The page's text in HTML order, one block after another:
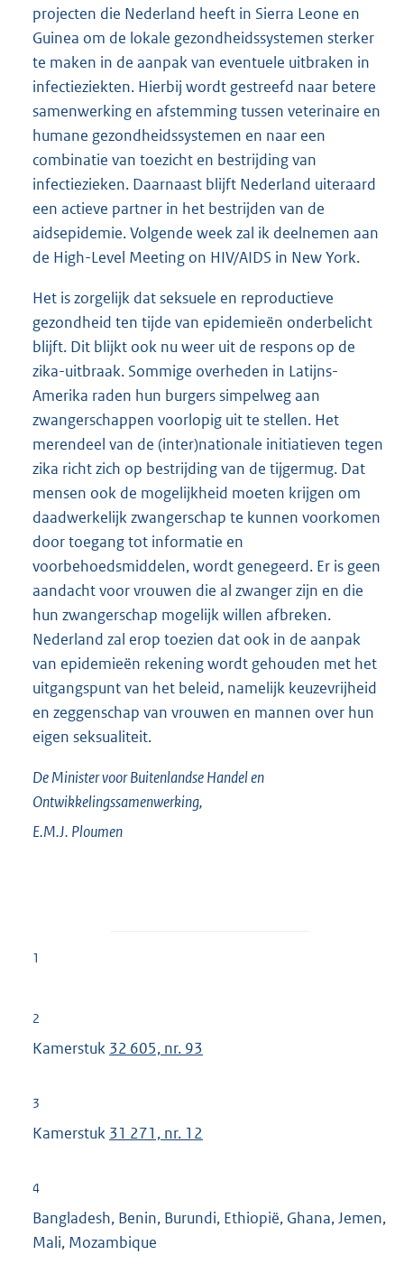
projecten die Nederland heeft in Sierra Leone en
Guinea om de lokale gezondheidssystemen sterker
te maken in de aanpak van eventuele uitbraken in
infectieziekten. Hierbij wordt gestreefd naar betere
samenwerking en afstemming tussen veterinaire en
humane gezondheidssystemen en naar een
combinatie van toezicht en bestrijding van
infectiezieken. Daarnaast blijft Nederland uiteraard
een actieve partner in het bestrijden van de
aidsepidemie. Volgende week zal ik deelnemen aan
de High-Level Meeting on HIV/AIDS in New York.
Het is zorgelijk dat seksuele en reproductieve
gezondheid ten tijde van epidemieën onderbelicht
blijft. Dit blijkt ook nu weer uit de respons op de
zika-uitbraak. Sommige overheden in Latijns-
Amerika raden hun burgers simpelweg aan
zwangerschappen voorlopig uit te stellen. Het
merendeel van de (inter)nationale initiatieven tegen
zika richt zich op bestrijding van de tijgermug. Dat
mensen ook de mogelijkheid moeten krijgen om
daadwerkelijk zwangerschap te kunnen voorkomen
door toegang tot informatie en
voorbehoedsmiddelen, wordt genegeerd. Er is geen
aandacht voor vrouwen die al zwanger zijn en die
hun zwangerschap mogelijk willen afbreken.
Nederland zal erop toezien dat ook in de aanpak
van epidemieën rekening wordt gehouden met het
uitgangspunt van het beleid, namelijk keuzevrijheid
en zeggenschap van vrouwen en mannen over hun
eigen seksualiteit.
De Minister voor Buitenlandse Handel en
Ontwikkelingssamenwerking,
E.M.J. Ploumen
1
2
Kamerstuk 32 605, nr. 93
3
Kamerstuk 31 271, nr. 12
4
Bangladesh, Benin, Burundi, Ethiopië, Ghana, Jemen,
Mali, Mozambique